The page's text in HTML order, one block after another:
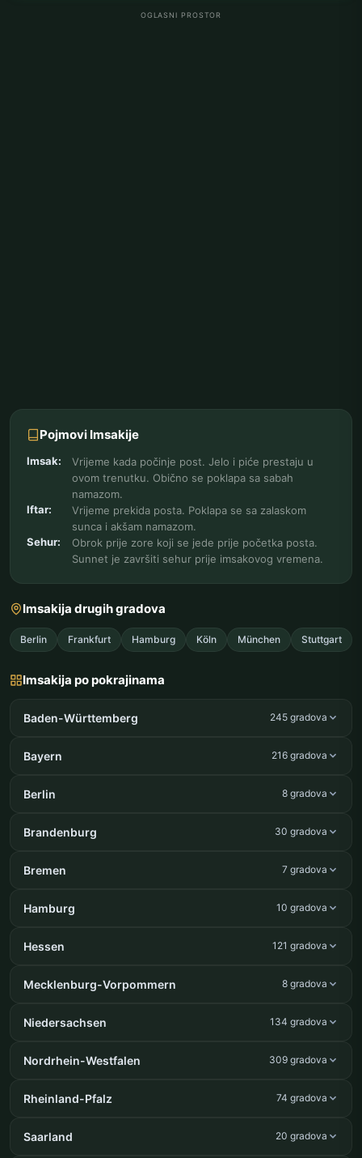
OGLASNI PROSTOR
Pojmovi Imsakije
Imsak:
Vrijeme kada počinje post. Jelo i piće prestaju u
ovom trenutku. Obično se poklapa sa sabah
namazom.
Iftar:
Vrijeme prekida posta. Poklapa se sa zalaskom
sunca i akšam namazom.
Sehur:
Obrok prije zore koji se jede prije početka posta.
Sunnet je završiti sehur prije imsakovog vremena.
Imsakija drugih gradova
Berlin Frankfurt Hamburg Köln München Stuttgart
Imsakija po pokrajinama
Baden-Württemberg 245 gradova
Bayern 216 gradova
Berlin 8 gradova
Brandenburg 30 gradova
Bremen 7 gradova
Hamburg 10 gradova
Hessen 121 gradova
Mecklenburg-Vorpommern 8 gradova
Niedersachsen 134 gradova
Nordrhein-Westfalen 309 gradova
Rheinland-Pfalz 74 gradova
Saarland 20 gradova